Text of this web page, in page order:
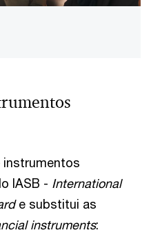
instrumentos
IASB - International
e substitui as
instruments: